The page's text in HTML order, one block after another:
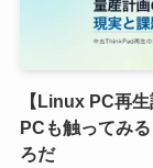
【Linux PC再
PCも触ってみ
ろだ